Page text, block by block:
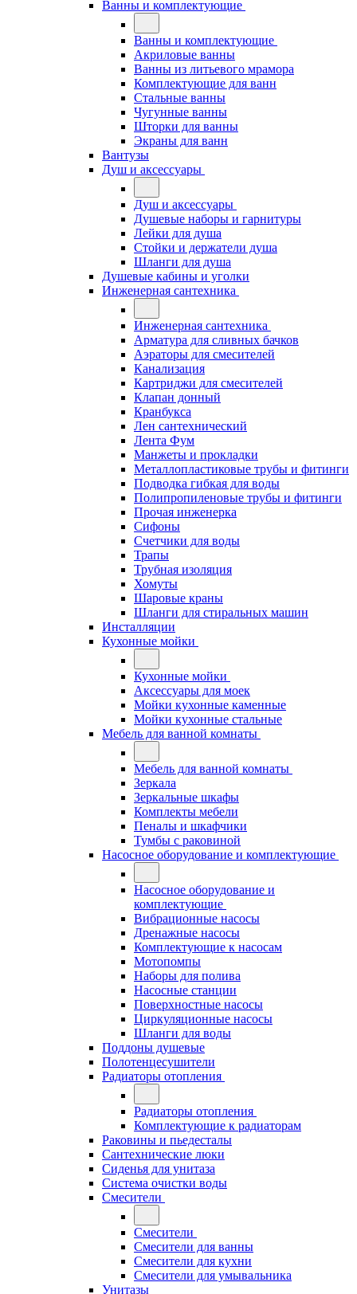
Ванны и комплектующие
Ванны и комплектующие
Акриловые ванны
Ванны из литьевого мрамора
Комплектующие для ванн
Стальные ванны
Чугунные ванны
Шторки для ванны
Экраны для ванн
Вантузы
Душ и аксессуары
Душ и аксессуары
Душевые наборы и гарнитуры
Лейки для душа
Стойки и держатели душа
Шланги для душа
Душевые кабины и уголки
Инженерная сантехника
Инженерная сантехника
Арматура для сливных бачков
Аэраторы для смесителей
Канализация
Картриджи для смесителей
Клапан донный
Кранбукса
Лен сантехнический
Лента Фум
Манжеты и прокладки
Металлопластиковые трубы и фитинги
Подводка гибкая для воды
Полипропиленовые трубы и фитинги
Прочая инженерка
Сифоны
Счетчики для воды
Трапы
Трубная изоляция
Хомуты
Шаровые краны
Шланги для стиральных машин
Инсталляции
Кухонные мойки
Кухонные мойки
Аксессуары для моек
Мойки кухонные каменные
Мойки кухонные стальные
Мебель для ванной комнаты
Мебель для ванной комнаты
Зеркала
Зеркальные шкафы
Комплекты мебели
Пеналы и шкафчики
Тумбы с раковиной
Насосное оборудование и комплектующие
Насосное оборудование и
комплектующие
Вибрационные насосы
Дренажные насосы
Комплектующие к насосам
Мотопомпы
Наборы для полива
Насосные станции
Поверхностные насосы
Циркуляционные насосы
Шланги для воды
Поддоны душевые
Полотенцесушители
Радиаторы отопления
Радиаторы отопления
Комплектующие к радиаторам
Раковины и пьедесталы
Сантехнические люки
Сиденья для унитаза
Система очистки воды
Смесители
Смесители
Смесители для ванны
Смесители для кухни
Смесители для умывальника
Унитазы